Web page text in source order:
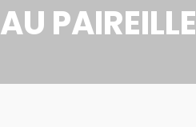
AU PAIREILLE